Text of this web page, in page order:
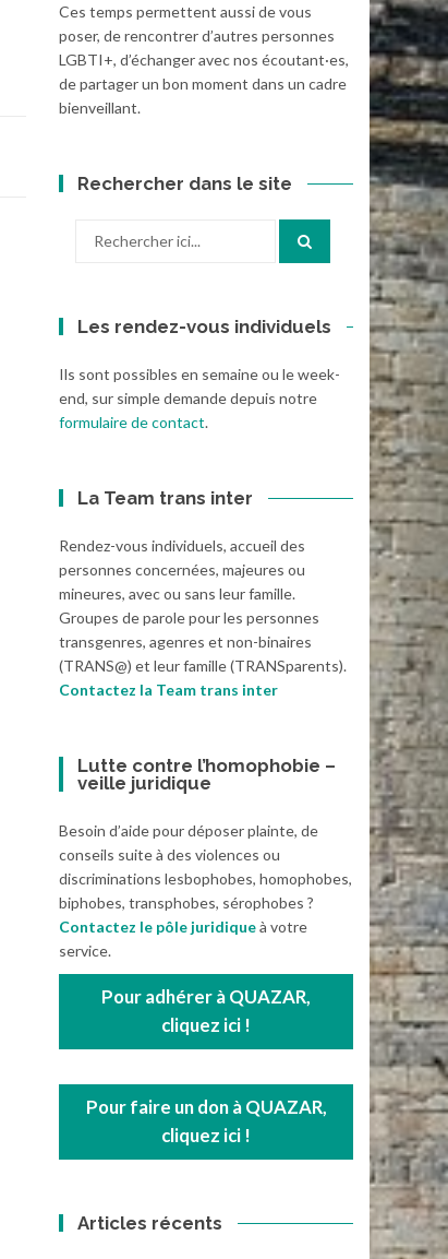
Ces temps permettent aussi de vous
poser, de rencontrer d’autres personnes
LGBTI+, d’échanger avec nos écoutant·es,
de partager un bon moment dans un cadre
bienveillant.
Rechercher dans le site
Les rendez-vous individuels
Ils sont possibles en semaine ou le week-
end, sur simple demande depuis notre
formulaire de contact.
La Team trans inter
Rendez-vous individuels, accueil des
personnes concernées, majeures ou
mineures, avec ou sans leur famille.
Groupes de parole pour les personnes
transgenres, agenres et non-binaires
(TRANS@) et leur famille (TRANSparents).
Contactez la Team trans inter
Lutte contre l’homophobie –
veille juridique
Besoin d’aide pour déposer plainte, de
conseils suite à des violences ou
discriminations lesbophobes, homophobes,
biphobes, transphobes, sérophobes ?
Contactez le pôle juridiqueà votre
service.
Pour adhérer à QUAZAR,
cliquez ici !
Pour faire un don à QUAZAR,
cliquez ici !
Articles récents